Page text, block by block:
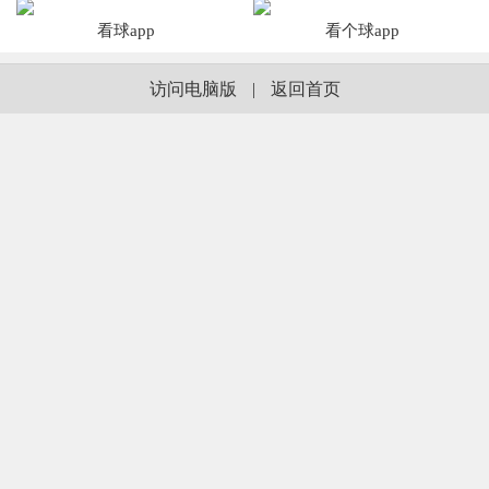
看球app 看个球app
访问电脑版 | 返回首页